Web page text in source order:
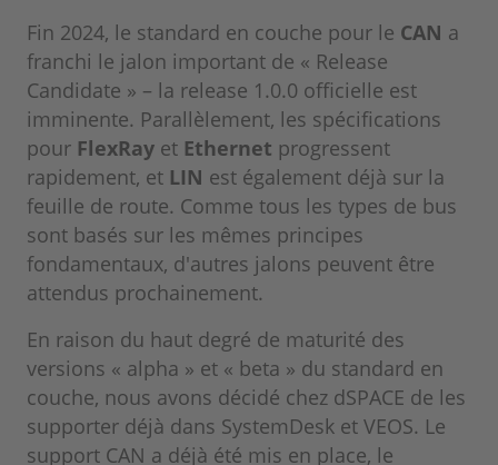
Fin 2024, le standard en couche pour le CAN a
franchi le jalon important de « Release
Candidate » – la release 1.0.0 officielle est
imminente. Parallèlement, les spécifications
pour FlexRay et Ethernet progressent
rapidement, et LIN est également déjà sur la
feuille de route. Comme tous les types de bus
sont basés sur les mêmes principes
fondamentaux, d'autres jalons peuvent être
attendus prochainement.
En raison du haut degré de maturité des
versions « alpha » et « beta » du standard en
couche, nous avons décidé chez dSPACE de les
supporter déjà dans SystemDesk et VEOS. Le
support CAN a déjà été mis en place, le